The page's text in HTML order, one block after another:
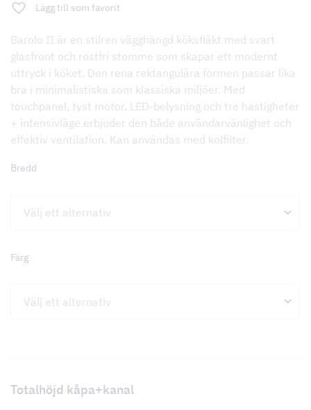
Lägg till som favorit
Barolo II är en stilren vägghängd köksfläkt med svart
glasfront och rostfri stomme som skapar ett modernt
uttryck i köket. Den rena rektangulära formen passar lika
bra i minimalistiska som klassiska miljöer. Med
touchpanel, tyst motor, LED-belysning och tre hastigheter
+ intensivläge erbjuder den både användarvänlighet och
effektiv ventilation. Kan användas med kolfilter.
Bredd
Färg
Totalhöjd kåpa+kanal